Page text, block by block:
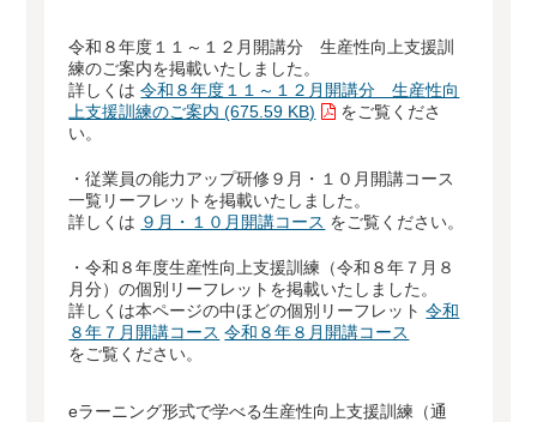
令和８年度１１～１２月開講分 生産性向上支援訓
練のご案内を掲載いたしました。
詳しくは 令和８年度１１～１２月開講分 生産性向
上支援訓練のご案内 (675.59 KB)
をご覧くださ
い。
・従業員の能力アップ研修９月・１０月開講コース
一覧リーフレットを掲載いたしました。
詳しくは ９月・１０月開講コース をご覧ください。
・令和８年度生産性向上支援訓練（令和８年７月８
月分）の個別リーフレットを掲載いたしました。
詳しくは本ページの中ほどの個別リーフレット 令和
８年７月開講コース 令和８年８月開講コース
をご覧ください。
eラーニング形式で学べる生産性向上支援訓練（通